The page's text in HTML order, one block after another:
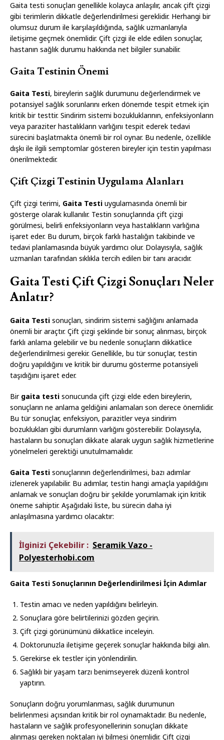
Gaita testi sonuçları genellikle kolayca anlaşılır, ancak çift çizgi
gibi terimlerin dikkatle değerlendirilmesi gereklidir. Herhangi bir
olumsuz durum ile karşılaşıldığında, sağlık uzmanlarıyla
iletişime geçmek önemlidir. Çift çizgi ile elde edilen sonuçlar,
hastanın sağlık durumu hakkında net bilgiler sunabilir.
Gaita Testinin Önemi
Gaita Testi, bireylerin sağlık durumunu değerlendirmek ve
potansiyel sağlık sorunlarını erken dönemde tespit etmek için
kritik bir testtir. Sindirim sistemi bozukluklarının, enfeksiyonların
veya paraziter hastalıkların varlığını tespit ederek tedavi
sürecini başlatmakta önemli bir rol oynar. Bu nedenle, özellikle
dışkı ile ilgili semptomlar gösteren bireyler için testin yapılması
önerilmektedir.
Çift Çizgi Testinin Uygulama Alanları
Çift çizgi terimi, Gaita Testi uygulamasında önemli bir
gösterge olarak kullanılır. Testin sonuçlarında çift çizgi
görülmesi, belirli enfeksiyonların veya hastalıkların varlığına
işaret eder. Bu durum, birçok farklı hastalığın takibinde ve
tedavi planlamasında büyük yardımcı olur. Dolayısıyla, sağlık
uzmanları tarafından sıklıkla tercih edilen bir tanı aracıdır.
Gaita Testi Çift Çizgi Sonuçları Neler
Anlatır?
Gaita Testi sonuçları, sindirim sistemi sağlığını anlamada
önemli bir araçtır. Çift çizgi şeklinde bir sonuç alınması, birçok
farklı anlama gelebilir ve bu nedenle sonuçların dikkatlice
değerlendirilmesi gerekir. Genellikle, bu tür sonuçlar, testin
doğru yapıldığını ve kritik bir durumu gösterme potansiyeli
taşıdığını işaret eder.
Bir gaita testi sonucunda çift çizgi elde eden bireylerin,
sonuçların ne anlama geldiğini anlamaları son derece önemlidir.
Bu tür sonuçlar, enfeksiyon, parazitler veya sindirim
bozuklukları gibi durumların varlığını gösterebilir. Dolayısıyla,
hastaların bu sonuçları dikkate alarak uygun sağlık hizmetlerine
yönelmeleri gerektiği unutulmamalıdır.
Gaita Testi sonuçlarının değerlendirilmesi, bazı adımlar
izlenerek yapılabilir. Bu adımlar, testin hangi amaçla yapıldığını
anlamak ve sonuçları doğru bir şekilde yorumlamak için kritik
öneme sahiptir. Aşağıdaki liste, bu sürecin daha iyi
anlaşılmasına yardımcı olacaktır:
İlginizi Çekebilir : Seramik Vazo -
Polyesterhobi.com
Gaita Testi Sonuçlarının Değerlendirilmesi İçin Adımlar
Testin amacı ve neden yapıldığını belirleyin.
Sonuçlara göre belirtilerinizi gözden geçirin.
Çift çizgi görünümünü dikkatlice inceleyin.
Doktorunuzla iletişime geçerek sonuçlar hakkında bilgi alın.
Gerekirse ek testler için yönlendirilin.
Sağlıklı bir yaşam tarzı benimseyerek düzenli kontrol
yaptırın.
Sonuçların doğru yorumlanması, sağlık durumunun
belirlenmesi açısından kritik bir rol oynamaktadır. Bu nedenle,
hastaların ve sağlık profesyonellerinin sonuçları dikkate
alınması gereken noktaları iyi bilmesi önemlidir. Çift çizgi